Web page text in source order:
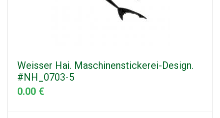
Weisser Hai. Maschinenstickerei-Design.
#NH_0703-5
0.00 €